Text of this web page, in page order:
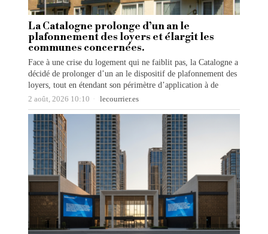
La Catalogne prolonge d’un an le
plafonnement des loyers et élargit les
communes concernées.
Face à une crise du logement qui ne faiblit pas, la Catalogne a
décidé de prolonger d’un an le dispositif de plafonnement des
loyers, tout en étendant son périmètre d’application à de
2 août, 2026 10:10 lecourrier.es